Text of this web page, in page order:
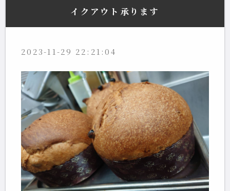
イクアウト承ります
2023-11-29 22:21:04